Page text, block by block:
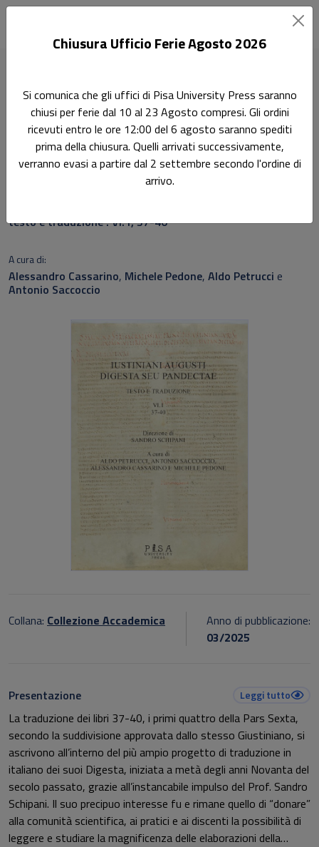
Iustiniani Augusti Digesta seu Pandectae
Ricerca
Iustiniani Augusti Digesta
seu Pandectae
testo e traduzione : VI.1, 37-40
A cura di:
Alessandro Cassarino, Michele Pedone, Aldo Petrucci e
Antonio Saccoccio
Collana: Collezione Accademica
Anno di pubblicazione:
03/2025
Presentazione Leggi tutto
La traduzione dei libri 37-40, i primi quattro della Pars Sexta,
secondo la suddivisione approvata dallo stesso Giustiniano, si
ascrivono all’interno del più ampio progetto di traduzione in
italiano dei suoi Digesta, iniziata a metà degli anni Novanta del
secolo passato, grazie all’instancabile impulso del Prof. Sandro
Schipani. Il suo precipuo interesse fu e rimane quello di “donare”
alla comunità scientifica, ai pratici e ai discenti la possibilità di
leggere e studiare la magnificenza delle elaborazioni della
Chiusura Ufficio Ferie Agosto 2026
Si comunica che gli uffici di Pisa University Press saranno
chiusi per ferie dal 10 al 23 Agosto compresi. Gli ordini
ricevuti entro le ore 12:00 del 6 agosto saranno spediti
prima della chiusura. Quelli arrivati successivamente,
verranno evasi a partire dal 2 settembre secondo l'ordine di
arrivo.